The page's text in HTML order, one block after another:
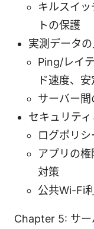
キルスイ
トの保護
実測データ
Ping/レイ
ド速度、
サーバー
セキュリテ
ログポリ
アプリの
対策
公共Wi-Fi
Chapter 5: サー